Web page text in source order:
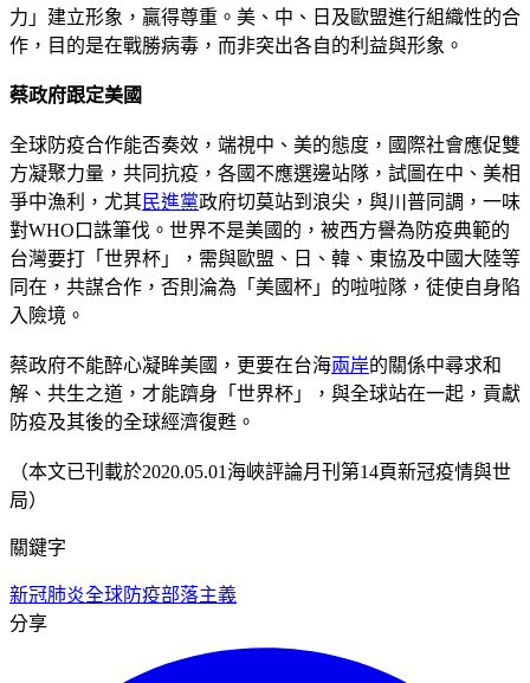
力」建立形象，贏得尊重。美、中、日及歐盟進行組織性的合
作，目的是在戰勝病毒，而非突出各自的利益與形象。
蔡政府跟定美國
全球防疫合作能否奏效，端視中、美的態度，國際社會應促雙
方凝聚力量，共同抗疫，各國不應選邊站隊，試圖在中、美相
爭中漁利，尤其民進黨政府切莫站到浪尖，與川普同調，一味
對WHO口誅筆伐。世界不是美國的，被西方譽為防疫典範的
台灣要打「世界杯」，需與歐盟、日、韓、東協及中國大陸等
同在，共謀合作，否則淪為「美國杯」的啦啦隊，徒使自身陷
入險境。
蔡政府不能醉心凝眸美國，更要在台海兩岸的關係中尋求和
解、共生之道，才能躋身「世界杯」，與全球站在一起，貢獻
防疫及其後的全球經濟復甦。
（本文已刊載於2020.05.01海峽評論月刊第14頁新冠疫情與世
局）
關鍵字
新冠肺炎全球防疫部落主義
分享